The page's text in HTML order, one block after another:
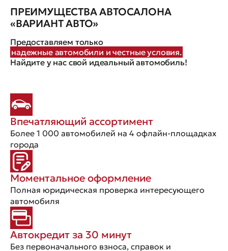
ПРЕИМУЩЕСТВА АВТОСАЛОНА
«ВАРИАНТ АВТО»
Предоставляем только
надежные автомобили и честные условия.
Найдите у нас свой идеальный автомобиль!
Впечатляющий ассортимент
Более 1 000 автомобилей на 4 офлайн-площадках
города
Моментальное оформление
Полная юридическая проверка интересующего
автомобиля
Автокредит за 30 минут
Без первоначального взноса, справок и